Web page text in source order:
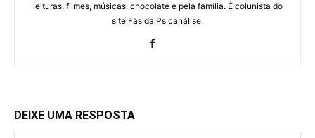
leituras, filmes, músicas, chocolate e pela família. É colunista do
site Fãs da Psicanálise.
DEIXE UMA RESPOSTA